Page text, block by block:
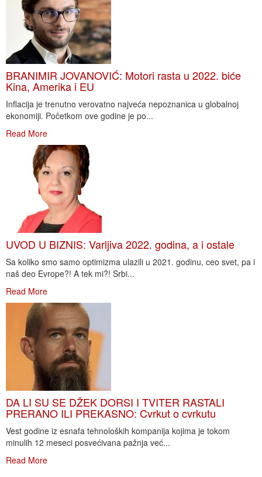
BRANIMIR JOVANOVIĆ: Motori rasta u 2022. biće
Kina, Amerika i EU
Inflacija je trenutno verovatno najveća nepoznanica u globalnoj
ekonomiji. Početkom ove godine je po...
Read More
UVOD U BIZNIS: Varljiva 2022. godina, a i ostale
Sa koliko smo samo optimizma ulazili u 2021. godinu, ceo svet, pa i
naš deo Evrope?! A tek mi?! Srbi...
Read More
DA LI SU SE DŽEK DORSI I TVITER RASTALI
PRERANO ILI PREKASNO: Cvrkut o cvrkutu
Vest godine iz esnafa tehnoloških kompanija kojima je tokom
minulih 12 meseci posvećivana pažnja već...
Read More